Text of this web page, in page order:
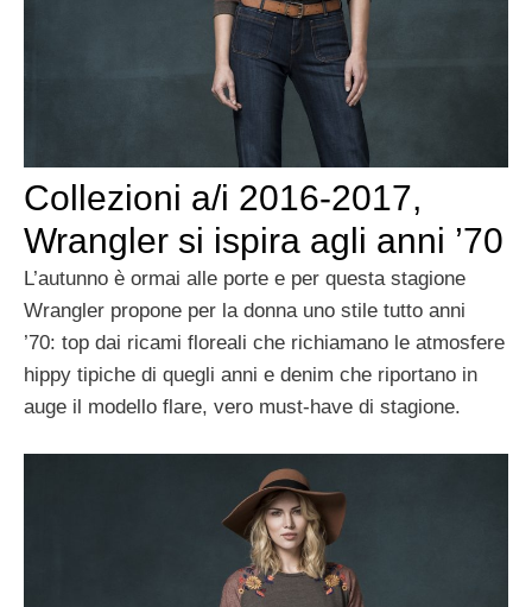
Collezioni a/i 2016-2017,
Wrangler si ispira agli anni ’70
L’autunno è ormai alle porte e per questa stagione
Wrangler propone per la donna uno stile tutto anni
’70: top dai ricami floreali che richiamano le atmosfere
hippy tipiche di quegli anni e denim che riportano in
auge il modello flare, vero must-have di stagione.